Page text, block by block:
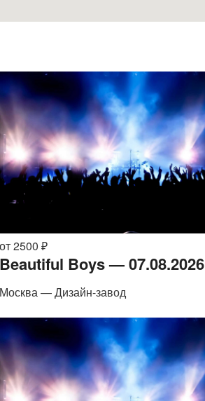
от 2500 ₽
Beautiful Boys — 07.08.2026
Москва — Дизайн-завод